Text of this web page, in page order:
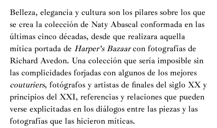
Belleza, elegancia y cultura son los pilares sobre los que
se crea la colección de Naty Abascal conformada en las
últimas cinco décadas, desde que realizara aquella
mítica portada de Harper’s Bazaarcon fotografías de
Richard Avedon. Una colección que sería imposible sin
las complicidades forjadas con algunos de los mejores
couturiers, fotógrafos y artistas de finales del siglo XX y
principios del XXI, referencias y relaciones que pueden
verse explicitadas en los diálogos entre las piezas y las
fotografías que las hicieron míticas.